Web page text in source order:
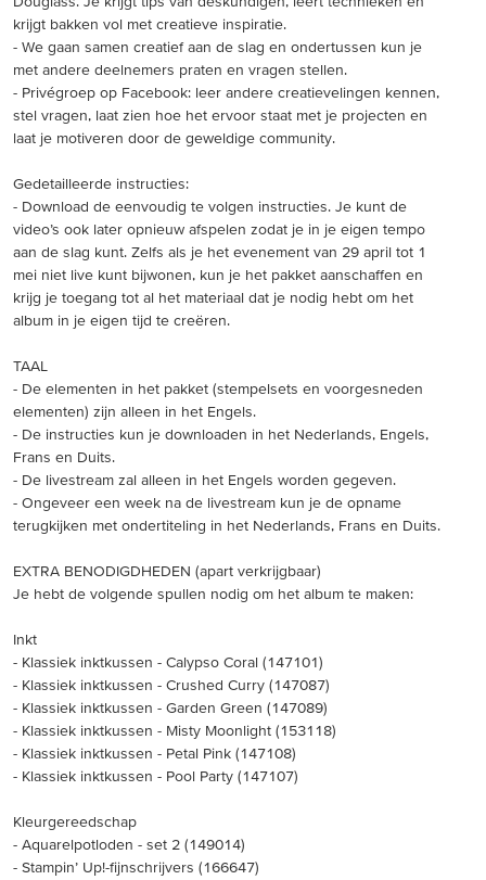
krijgt bakken vol met creatieve inspiratie.
- We gaan samen creatief aan de slag en ondertussen kun je
met andere deelnemers praten en vragen stellen.
- Privégroep op Facebook: leer andere creatievelingen kennen,
stel vragen, laat zien hoe het ervoor staat met je projecten en
laat je motiveren door de geweldige community.
Gedetailleerde instructies:
- Download de eenvoudig te volgen instructies. Je kunt de
video’s ook later opnieuw afspelen zodat je in je eigen tempo
aan de slag kunt. Zelfs als je het evenement van 29 april tot 1
mei niet live kunt bijwonen, kun je het pakket aanschaffen en
krijg je toegang tot al het materiaal dat je nodig hebt om het
album in je eigen tijd te creëren.
TAAL
- De elementen in het pakket (stempelsets en voorgesneden
elementen) zijn alleen in het Engels.
- De instructies kun je downloaden in het Nederlands, Engels,
Frans en Duits.
- De livestream zal alleen in het Engels worden gegeven.
- Ongeveer een week na de livestream kun je de opname
terugkijken met ondertiteling in het Nederlands, Frans en Duits.
EXTRA BENODIGDHEDEN (apart verkrijgbaar)
Je hebt de volgende spullen nodig om het album te maken:
Inkt
- Klassiek inktkussen - Calypso Coral (147101)
- Klassiek inktkussen - Crushed Curry (147087)
- Klassiek inktkussen - Garden Green (147089)
- Klassiek inktkussen - Misty Moonlight (153118)
- Klassiek inktkussen - Petal Pink (147108)
- Klassiek inktkussen - Pool Party (147107)
Kleurgereedschap
- Aquarelpotloden - set 2 (149014)
- Stampin’ Up!-fijnschrijvers (166647)